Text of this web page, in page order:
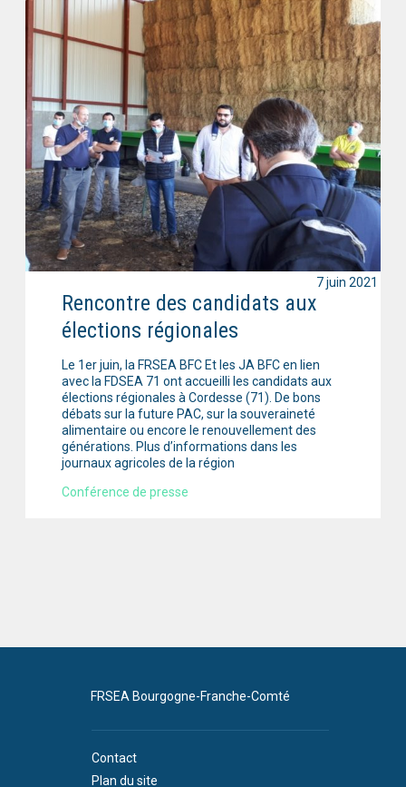
Rencontre des candidats aux
élections régionales
Le 1er juin, la FRSEA BFC Et les JA BFC en lien
avec la FDSEA 71 ont accueilli les candidats aux
élections régionales à Cordesse (71). De bons
débats sur la future PAC, sur la souveraineté
alimentaire ou encore le renouvellement des
générations. Plus d’informations dans les
journaux agricoles de la région
Conférence de presse
7 juin 2021
FRSEA Bourgogne-Franche-Comté
Contact
Plan du site